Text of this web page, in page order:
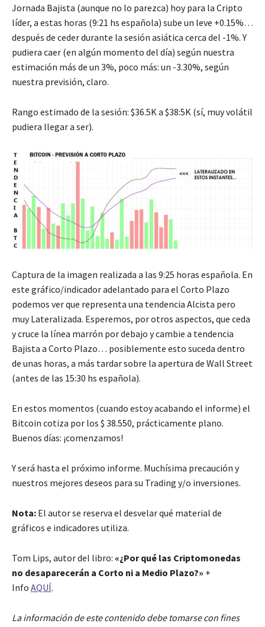
Jornada Bajista (aunque no lo parezca) hoy para la Cripto
líder, a estas horas (9:21 hs española) sube un leve +0.15%…
después de ceder durante la sesión asiática cerca del -1%. Y
pudiera caer (en algún momento del día) según nuestra
estimación más de un 3%, poco más: un -3.30%, según
nuestra previsión, claro.
Rango estimado de la sesión: $36.5K a $38:5K (sí, muy volátil
pudiera llegar a ser).
Captura de la imagen realizada a las 9:25 horas española. En
este gráfico/indicador adelantado para el Corto Plazo
podemos ver que representa una tendencia Alcista pero
muy Lateralizada. Esperemos, por otros aspectos, que ceda
y cruce la línea marrón por debajo y cambie a tendencia
Bajista a Corto Plazo… posiblemente esto suceda dentro
de unas horas, a más tardar sobre la apertura de Wall Street
(antes de las 15:30 hs española).
En estos momentos (cuando estoy acabando el informe) el
Bitcoin cotiza por los $ 38.550, prácticamente plano.
Buenos días: ¡comenzamos!
Y será hasta el próximo informe. Muchísima precaución y
nuestros mejores deseos para su Trading y/o inversiones.
Nota: El autor se reserva el desvelar qué material de
gráficos e indicadores utiliza.
Tom Lips, autor del libro: «¿Por qué las Criptomonedas
no desaparecerán a Corto ni a Medio Plazo?» +
Info AQUÍ.
La información de este contenido debe tomarse con fines